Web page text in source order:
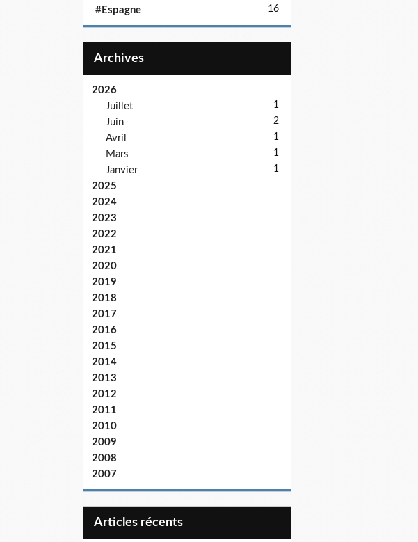
#Espagne 16
Archives
2026
Juillet
1
Juin 2
Avril 1
Mars 1
Janvier 1
2025
2024
2023
2022
2021
2020
2019
2018
2017
2016
2015
2014
2013
2012
2011
2010
2009
2008
2007
articles récents